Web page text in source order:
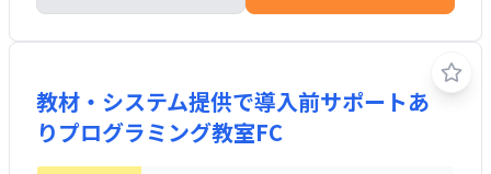
教材・システム提供で導入前サポートあ
りプログラミング教室FC